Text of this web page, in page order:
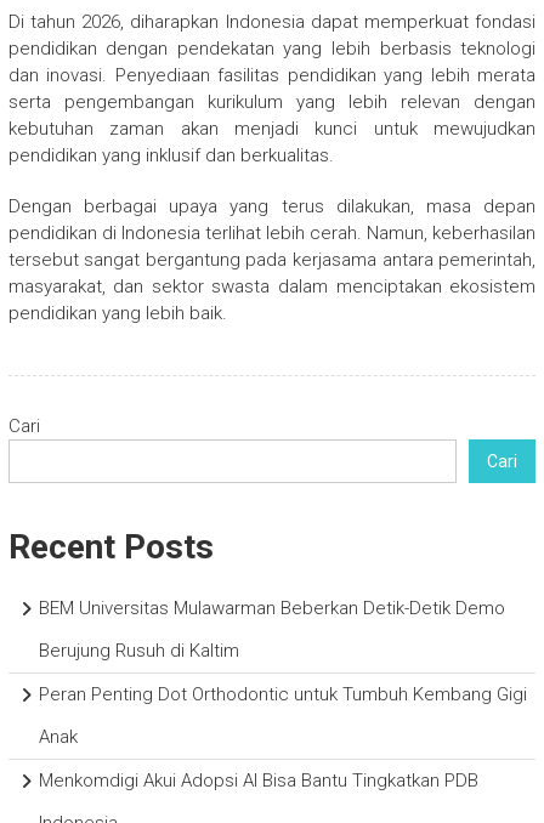
Di tahun 2026, diharapkan Indonesia dapat memperkuat fondasi
pendidikan dengan pendekatan yang lebih berbasis teknologi
dan inovasi. Penyediaan fasilitas pendidikan yang lebih merata
serta pengembangan kurikulum yang lebih relevan dengan
kebutuhan zaman akan menjadi kunci untuk mewujudkan
pendidikan yang inklusif dan berkualitas.
Dengan berbagai upaya yang terus dilakukan, masa depan
pendidikan di Indonesia terlihat lebih cerah. Namun, keberhasilan
tersebut sangat bergantung pada kerjasama antara pemerintah,
masyarakat, dan sektor swasta dalam menciptakan ekosistem
pendidikan yang lebih baik.
Cari
Cari
Recent Posts
BEM Universitas Mulawarman Beberkan Detik-Detik Demo
Berujung Rusuh di Kaltim
Peran Penting Dot Orthodontic untuk Tumbuh Kembang Gigi
Anak
Menkomdigi Akui Adopsi AI Bisa Bantu Tingkatkan PDB